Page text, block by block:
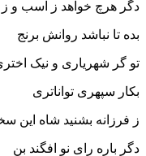
دگر هرچ خواهد ز اسب و ز
بده تا نباشد روانش برنج‏
تو گر شهریارى و نیک
بکار سپهرى تواناترى‏
ز فرزانه بشنید شاه این
دگر باره راى نو افگند بن‏